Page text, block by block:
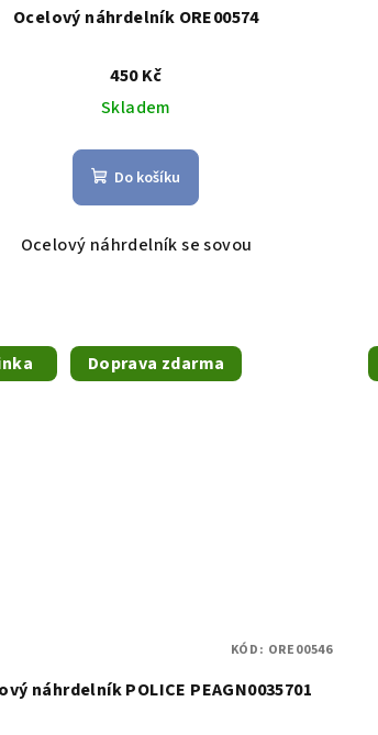
Ocelový náhrdelník ORE00574
450 Kč
Skladem
Do košíku
Ocelový náhrdelník se sovou
Doprava zdarma
náhrdelník POLICE PEAGN0035701
KÓD: ORE00546